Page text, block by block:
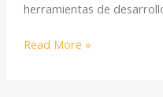
herramientas de
Read More »